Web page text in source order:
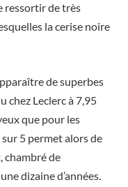
ressortir de très
la cerise noire
de superbes
chez Leclerc à 7,95
que pour les
5 permet alors de
chambré de
dizaine d’années.